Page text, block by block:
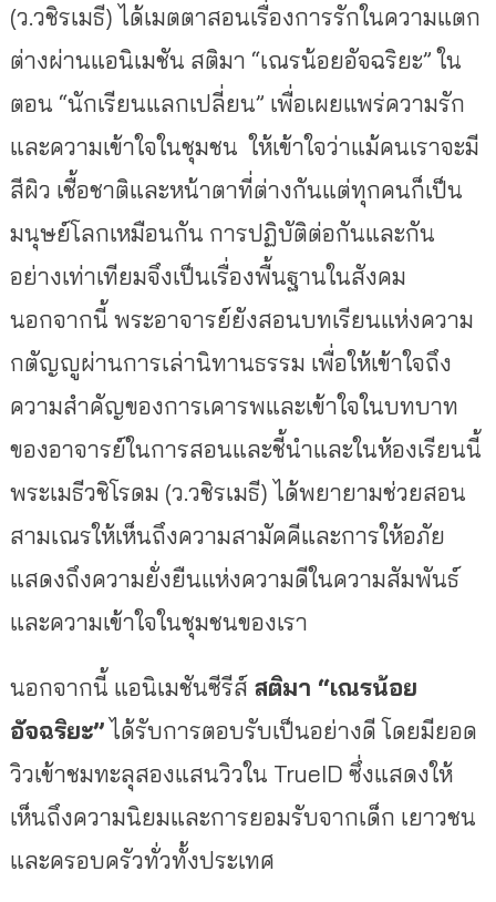
(ว.วชิรเมธี) ได้เมตตาสอนเรื่องการรักในความแตก
ต่างผ่านแอนิเมชัน สติมา “เณรน้อยอัจฉริยะ” ใน
ตอน “นักเรียนแลกเปลี่ยน” เพื่อเผยแพร่ความรัก
และความเข้าใจในชุมชน ให้เข้าใจว่าแม้คนเราจะมี
สีผิว เชื้อชาติและหน้าตาที่ต่างกันแต่ทุกคนก็เป็น
มนุษย์โลกเหมือนกัน การปฏิบัติต่อกันและกัน
อย่างเท่าเทียมจึงเป็นเรื่องพื้นฐานในสังคม
นอกจากนี้ พระอาจารย์ยังสอนบทเรียนแห่งความ
กตัญญูผ่านการเล่านิทานธรรม เพื่อให้เข้าใจถึง
ความสำคัญของการเคารพและเข้าใจในบทบาท
ของอาจารย์ในการสอนและชี้นำและในห้องเรียนนี้
พระเมธีวชิโรดม (ว.วชิรเมธี) ได้พยายามช่วยสอน
สามเณรให้เห็นถึงความสามัคคีและการให้อภัย
แสดงถึงความยั่งยืนแห่งความดีในความสัมพันธ์
และความเข้าใจในชุมชนของเรา
นอกจากนี้ แอนิเมชันซีรีส์ สติมา “เณรน้อย
อัจฉริยะ”ได้รับการตอบรับเป็นอย่างดี โดยมียอด
วิวเข้าชมทะลุสองแสนวิวใน TrueID ซึ่งแสดงให้
เห็นถึงความนิยมและการยอมรับจากเด็ก เยาวชน
และครอบครัวทั่วทั้งประเทศ